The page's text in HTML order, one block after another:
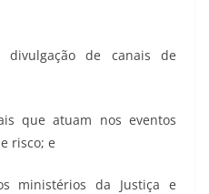
divulgação de canais de
que atuam nos eventos
risco; e
ministérios da Justiça e